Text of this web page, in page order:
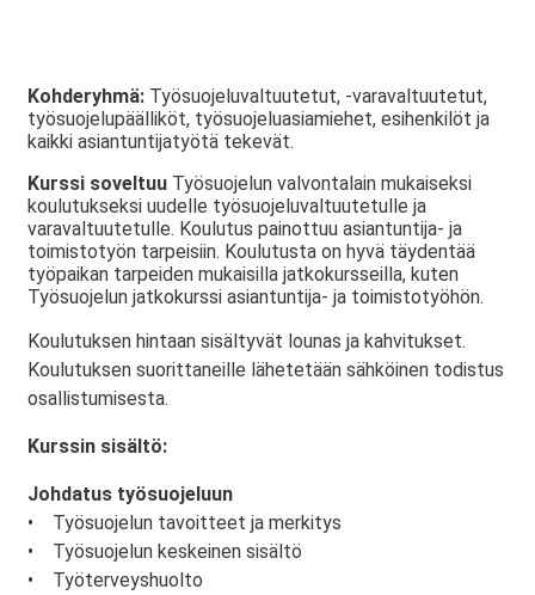
Kohderyhmä: Työsuojeluvaltuutetut, -varavaltuutetut,
työsuojelupäälliköt, työsuojeluasiamiehet, esihenkilöt ja
kaikki asiantuntijatyötä tekevät.
Kurssi soveltuu Työsuojelun valvontalain mukaiseksi
koulutukseksi uudelle työsuojeluvaltuutetulle ja
varavaltuutetulle. Koulutus painottuu asiantuntija- ja
toimistotyön tarpeisiin. Koulutusta on hyvä täydentää
työpaikan tarpeiden mukaisilla jatkokursseilla, kuten
Työsuojelun jatkokurssi asiantuntija- ja toimistotyöhön.
Koulutuksen hintaan sisältyvät lounas ja kahvitukset.
Koulutuksen suorittaneille lähetetään sähköinen todistus
osallistumisesta.
Kurssin sisältö:
Johdatus työsuojeluun
• Työsuojelun tavoitteet ja merkitys
• Työsuojelun keskeinen sisältö
• Työterveyshuolto